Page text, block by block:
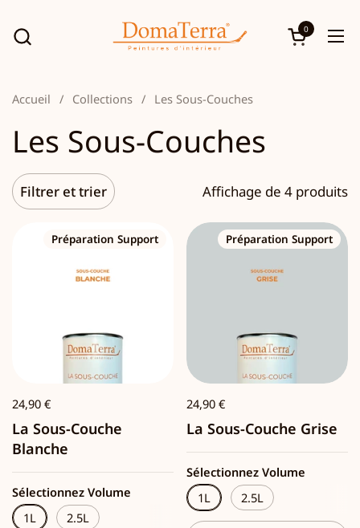
Ouvrir le
0
Accueil / Collections / Les Sous-Couches
Les Sous-Couches
Filtrer et trier Affichage de 4 produits
24,90 €
La Sous-Couche
Blanche
Sélectionnez Volume
1L
2.5L
Préparation Support
24,90 €
La Sous-Couche Grise
Sélectionnez Volume
1L
2.5L
Préparation Support